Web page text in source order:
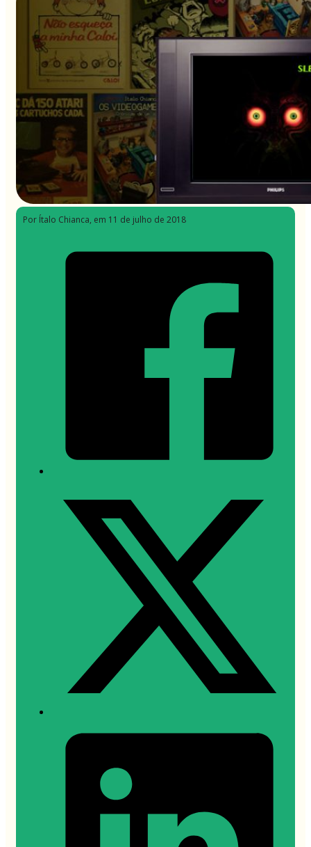
Por Ítalo Chianca, em 11 de julho de 2018